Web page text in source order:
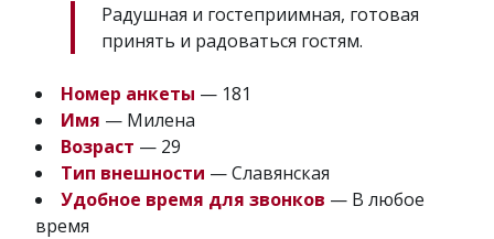
Радушная и гостеприимная, готовая
принять и радоваться гостям.
Номер анкеты — 181
Имя — Милена
Возраст — 29
Тип внешности — Славянская
Удобное время для звонков — В любое
время